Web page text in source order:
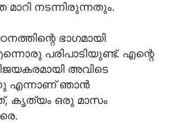
മാറി നടന്നിരുന്നതും.
ഭാഗമായി
പരിപാടിയുണ്ട്. എന്റെ
അവിടെ
എന്നാണ് ഞാന്‍
കൃത്യം ഒരു മാസം